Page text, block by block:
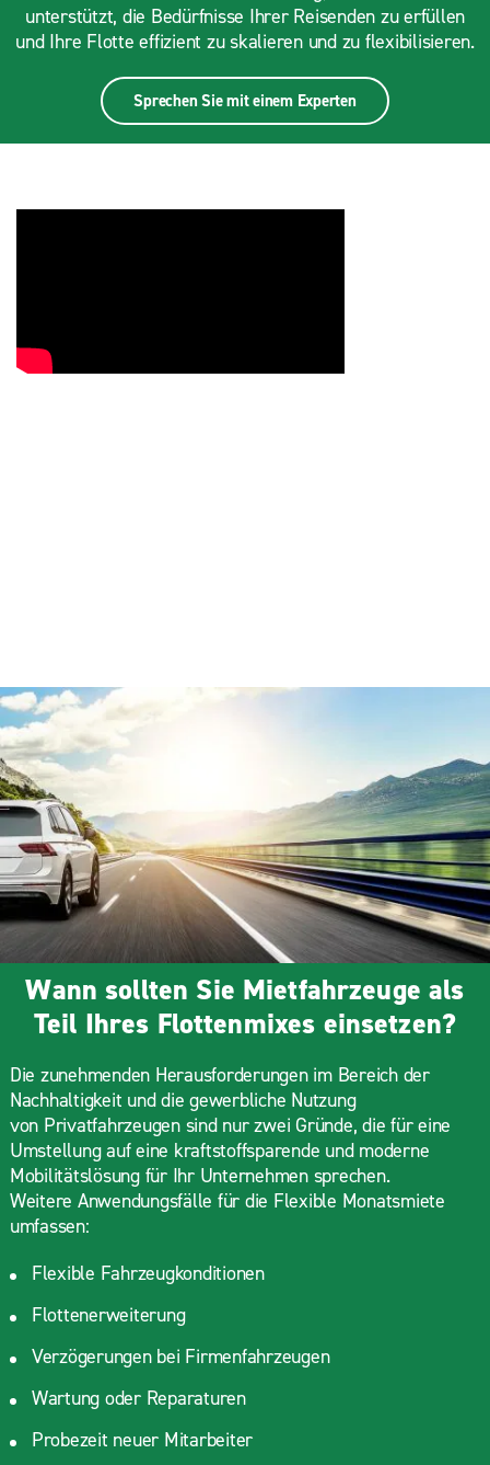
unterstützt, die Bedürfnisse Ihrer Reisenden zu erfüllen
und Ihre Flotte effizient zu skalieren und zu flexibilisieren.
Sprechen Sie mit einem Experten
Wann sollten Sie Mietfahrzeuge als
Teil Ihres Flottenmixes einsetzen?
Die zunehmenden Herausforderungen im Bereich der
Nachhaltigkeit und die gewerbliche Nutzung
von Privatfahrzeugen sind nur zwei Gründe, die für eine
Umstellung auf eine kraftstoffsparende und moderne
Mobilitätslösung für Ihr Unternehmen sprechen.
Weitere Anwendungsfälle für die Flexible Monatsmiete
umfassen:
Flexible Fahrzeugkonditionen
Flottenerweiterung
Verzögerungen bei Firmenfahrzeugen
Wartung oder Reparaturen
Probezeit neuer Mitarbeiter